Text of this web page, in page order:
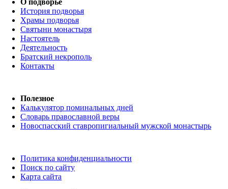
О подворье
История подворья
Храмы подворья
Святыни монастыря
Настоятель
Деятельность
Братский некрополь
Контакты
Полезное
Калькулятор поминальных дней
Словарь православной веры
Новоспасский ставропигиальный мужской монастырь
Политика конфиденциальности
Поиск по сайту
Карта сайта